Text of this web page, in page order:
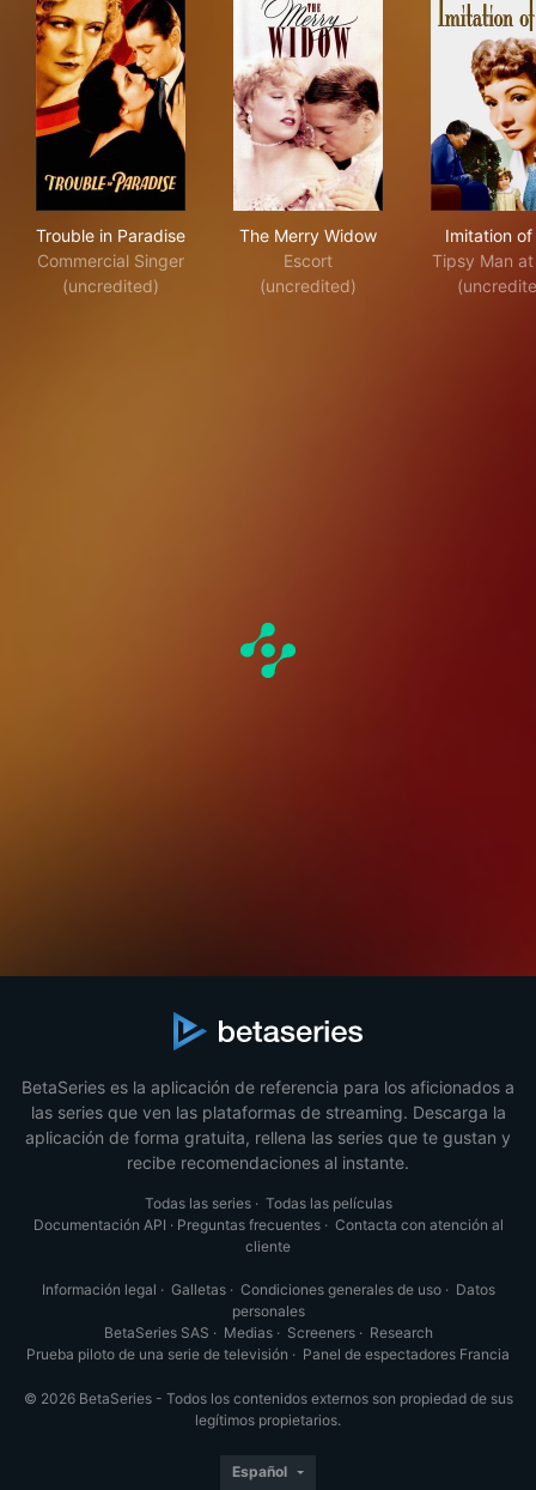
Trouble in Paradise
Commercial Singer
(uncredited)
The Merry Widow
Escort
(uncredited)
Imitation
Tipsy Man
BetaSeries es la aplicación de referencia para los aficionados a
las series que ven las plataformas de streaming. Descarga la
aplicación de forma gratuita, rellena las series que te gustan y
recibe recomendaciones al instante.
Todas las series· Todas las películas
Documentación API · Preguntas frecuentes· Contacta con atención al
cliente
Información legal · Galletas· Condiciones generales de uso· Datos
personales
BetaSeries SAS · Medias· Screeners· Research
Prueba piloto de una serie de televisión · Panel de espectadores Francia
© 2026 BetaSeries - Todos los contenidos externos son propiedad de sus
legítimos propietarios.
Español